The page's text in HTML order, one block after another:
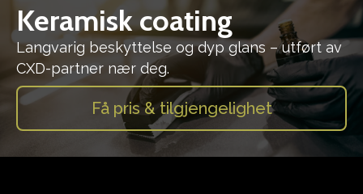
Keramisk coating
Langvarig beskyttelse og dyp glans – utført av
CXD-partner nær deg.
Få pris & tilgjengelighet